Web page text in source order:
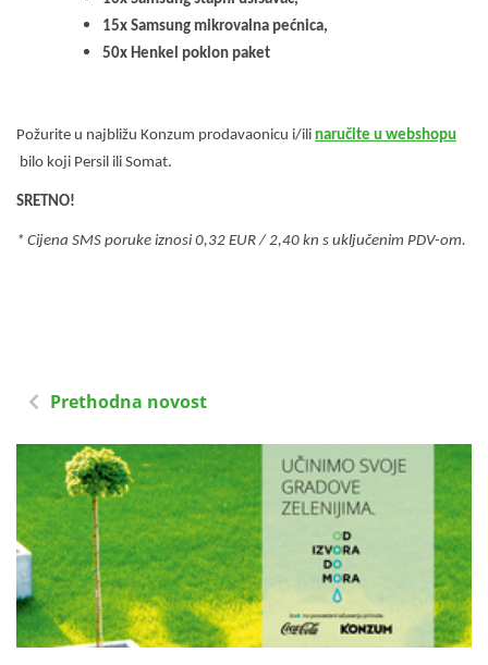
15x Samsung mikrovalna pećnica,
50x Henkel poklon paket
Požurite u najbližu Konzum prodavaonicu i/ili naručite u webshopu
bilo koji Persil ili Somat.
SRETNO!
* Cijena SMS poruke iznosi 0,32 EUR / 2,40 kn s uključenim PDV-om.
Prethodna novost